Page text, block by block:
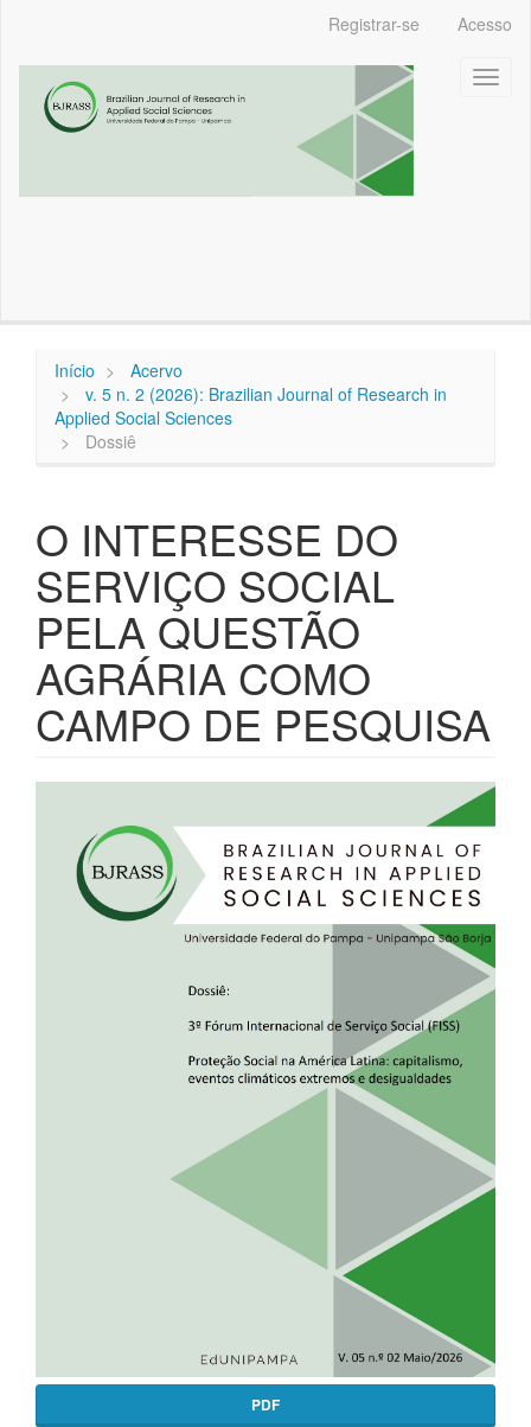
principal
Barra
Lateral
Registrar-se Acesso
Início
Acervo
v. 5 n. 2 (2026): Brazilian Journal of Research in
Applied Social Sciences
Dossiê
O INTERESSE DO
SERVIÇO SOCIAL
PELA QUESTÃO
AGRÁRIA COMO
CAMPO DE PESQUISA
lateral
artigos
PDF